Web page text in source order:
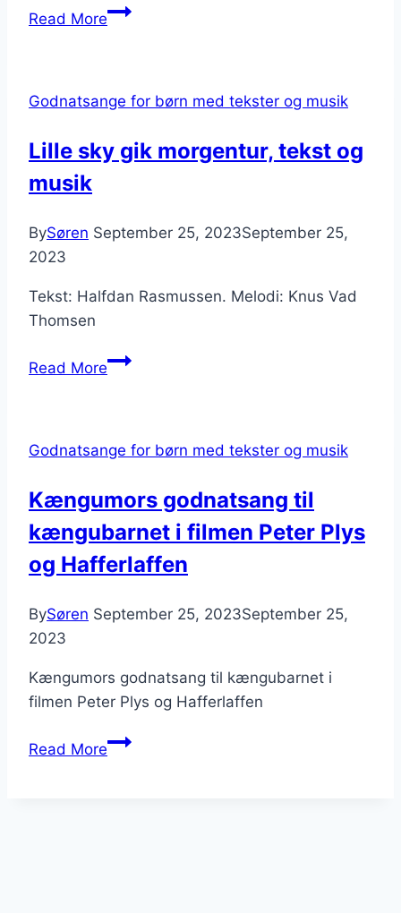
Read MoreSøren
originaltekst
kender]
Godnatsange for børn med tekster og musik
Lille sky gik morgentur, tekst og
musik
BySøren September 25, 2023September 25,
2023
Tekst: Halfdan Rasmussen. Melodi: Knus Vad
Thomsen
Read MoreLille
tekst
musik
Godnatsange for børn med tekster og musik
Kængumors godnatsang til
kængubarnet i filmen Peter Plys
og Hafferlaffen
BySøren September 25, 2023September 25,
2023
Kængumors godnatsang til kængubarnet i
filmen Peter Plys og Hafferlaffen
Read MoreKængumors